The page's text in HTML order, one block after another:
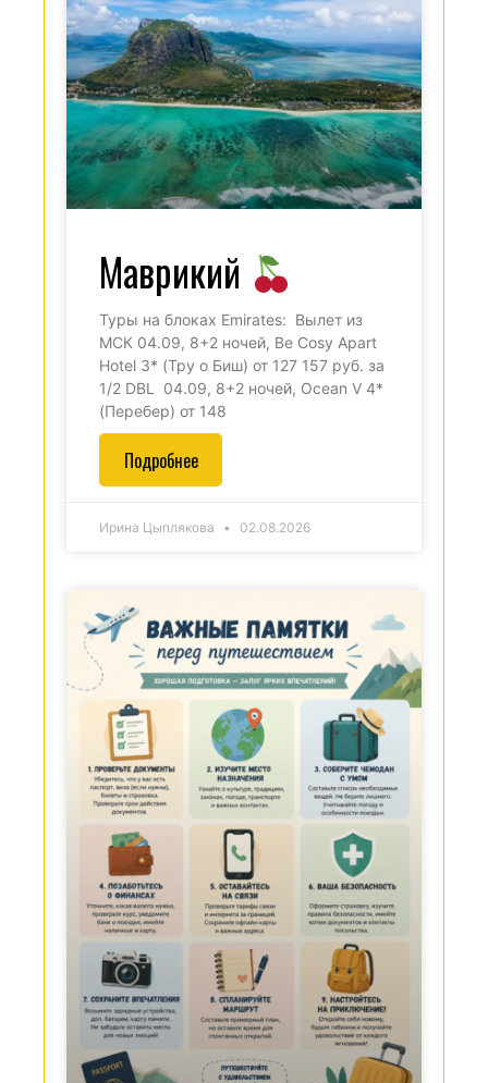
Маврикий
Туры на блоках Emirates: Вылет из
МСК 04.09, 8+2 ночей, Be Cosy Apart
Hotel 3* (Тру о Биш) от 127 157 руб. за
1/2 DBL 04.09, 8+2 ночей, Ocean V 4*
(Перебер) от 148
Подробнее
Ирина Цыплякова 02.08.2026